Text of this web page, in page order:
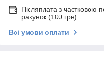
Післяплата з частковою
рахунок (100 грн)
Всі умови оплати